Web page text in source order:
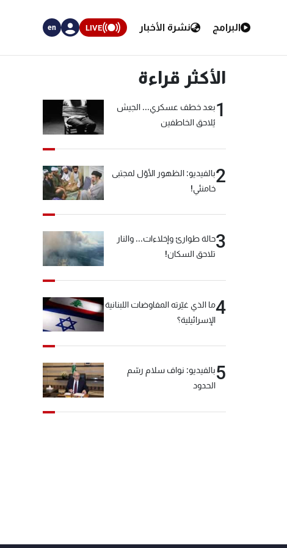
البرامج نشرة الأخبار LIVE
en
الأكثر قراءة
1بعد خطف عسكري... الجيش
يُلاحق الخاطفين
2بالفيديو: الظهور الأوّل لمجتبى
خامنئي!
3حالة طوارئ وإخلاءات... والنار
تلاحق السكان!
4ما الذي غيّرته المفاوضات اللبنانية
الإسرائيلية؟
5بالفيديو: نواف سلام رسّم
الحدود